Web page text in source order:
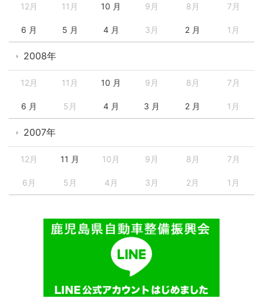
12月 11月 10 月 9月 8月 7月
6 月 5 月 4 月 3月 2 月 1月
2008年
12月 11月 10 月 9月 8月 7月
6 月 5月 4 月 3 月 2 月 1月
2007年
12月 11 月 10月 9月 8月 7月
6月 5月 4月 3月 2月 1月